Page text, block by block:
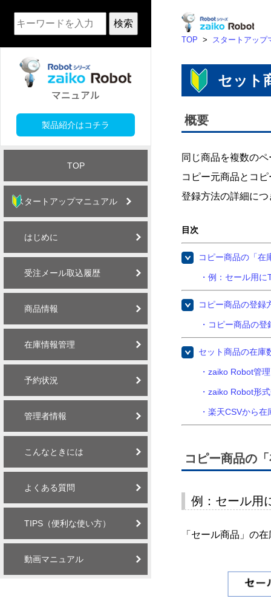
検索
製品紹介はコチラ
TOP
スタートアップマニュアル
はじめに
受注メール取込履歴
商品情報
在庫情報管理
予約状況
管理者情報
こんなときには
よくある質問
TIPS（便利な使い方）
動画マニュアル
TOP > スタートアップ
セット
概要
同じ商品を複数の
コピー元商品とコ
登録方法の詳細に
目次
コピー商品の「在
・例：セール用
コピー商品の登録
・コピー商品の登
セット商品の在庫
・zaiko Robot管
・zaiko Robot形
・楽天CSVから
コピー商品の
例：セール用
「セール商品」の